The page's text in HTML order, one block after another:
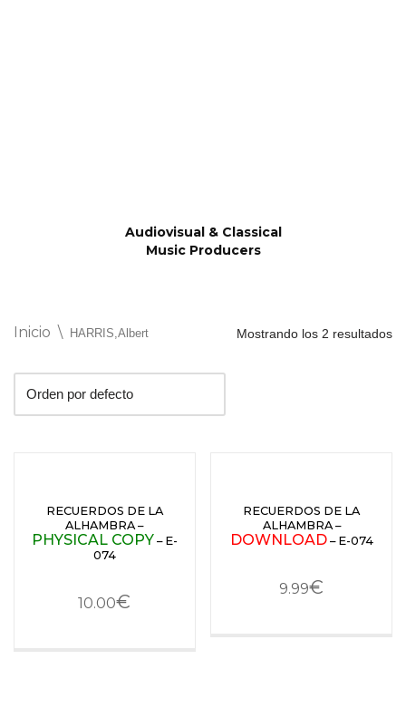
Audiovisual & Classical
Music Producers
Inicio \ HARRIS,Albert Mostrando los 2 resultados
RECUERDOS DE LA
ALHAMBRA –
PHYSICAL COPY – E-
074
10.00€
RECUERDOS DE LA
ALHAMBRA –
DOWNLOAD– E-074
9.99€